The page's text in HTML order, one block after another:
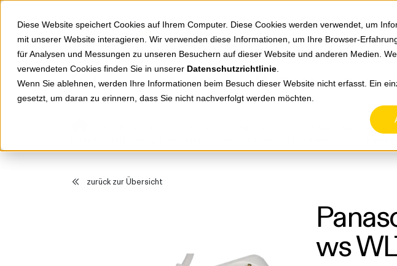
Diese Website speichert Cookies auf Ihrem Computer. Diese Cookies werden verwendet, um
mit unserer Website interagieren. Wir verwenden diese Informationen, um Ihre Browser-
für Analysen und Messungen zu unseren Besuchern auf dieser Website und anderen Medien.
verwendeten Cookies finden Sie in unserer Datenschutzrichtlinie
Wenn Sie ablehnen, werden Ihre Informationen beim Besuch dieser Website nicht erfasst. Ein
gesetzt, um daran zu erinnern, dass Sie nicht nachverfolgt werden möchten.
Springe zu Hauptinhalt
Markenwelten Service & Retouren
Verlängerungen &
zurück zur Übersicht
ws